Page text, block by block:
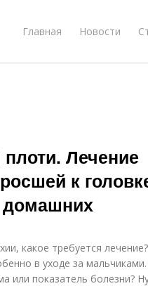
Главная Новости
Лечение
к
домашних
какое требуется лечение?
в уходе за мальчиками.
или показатель болезни?